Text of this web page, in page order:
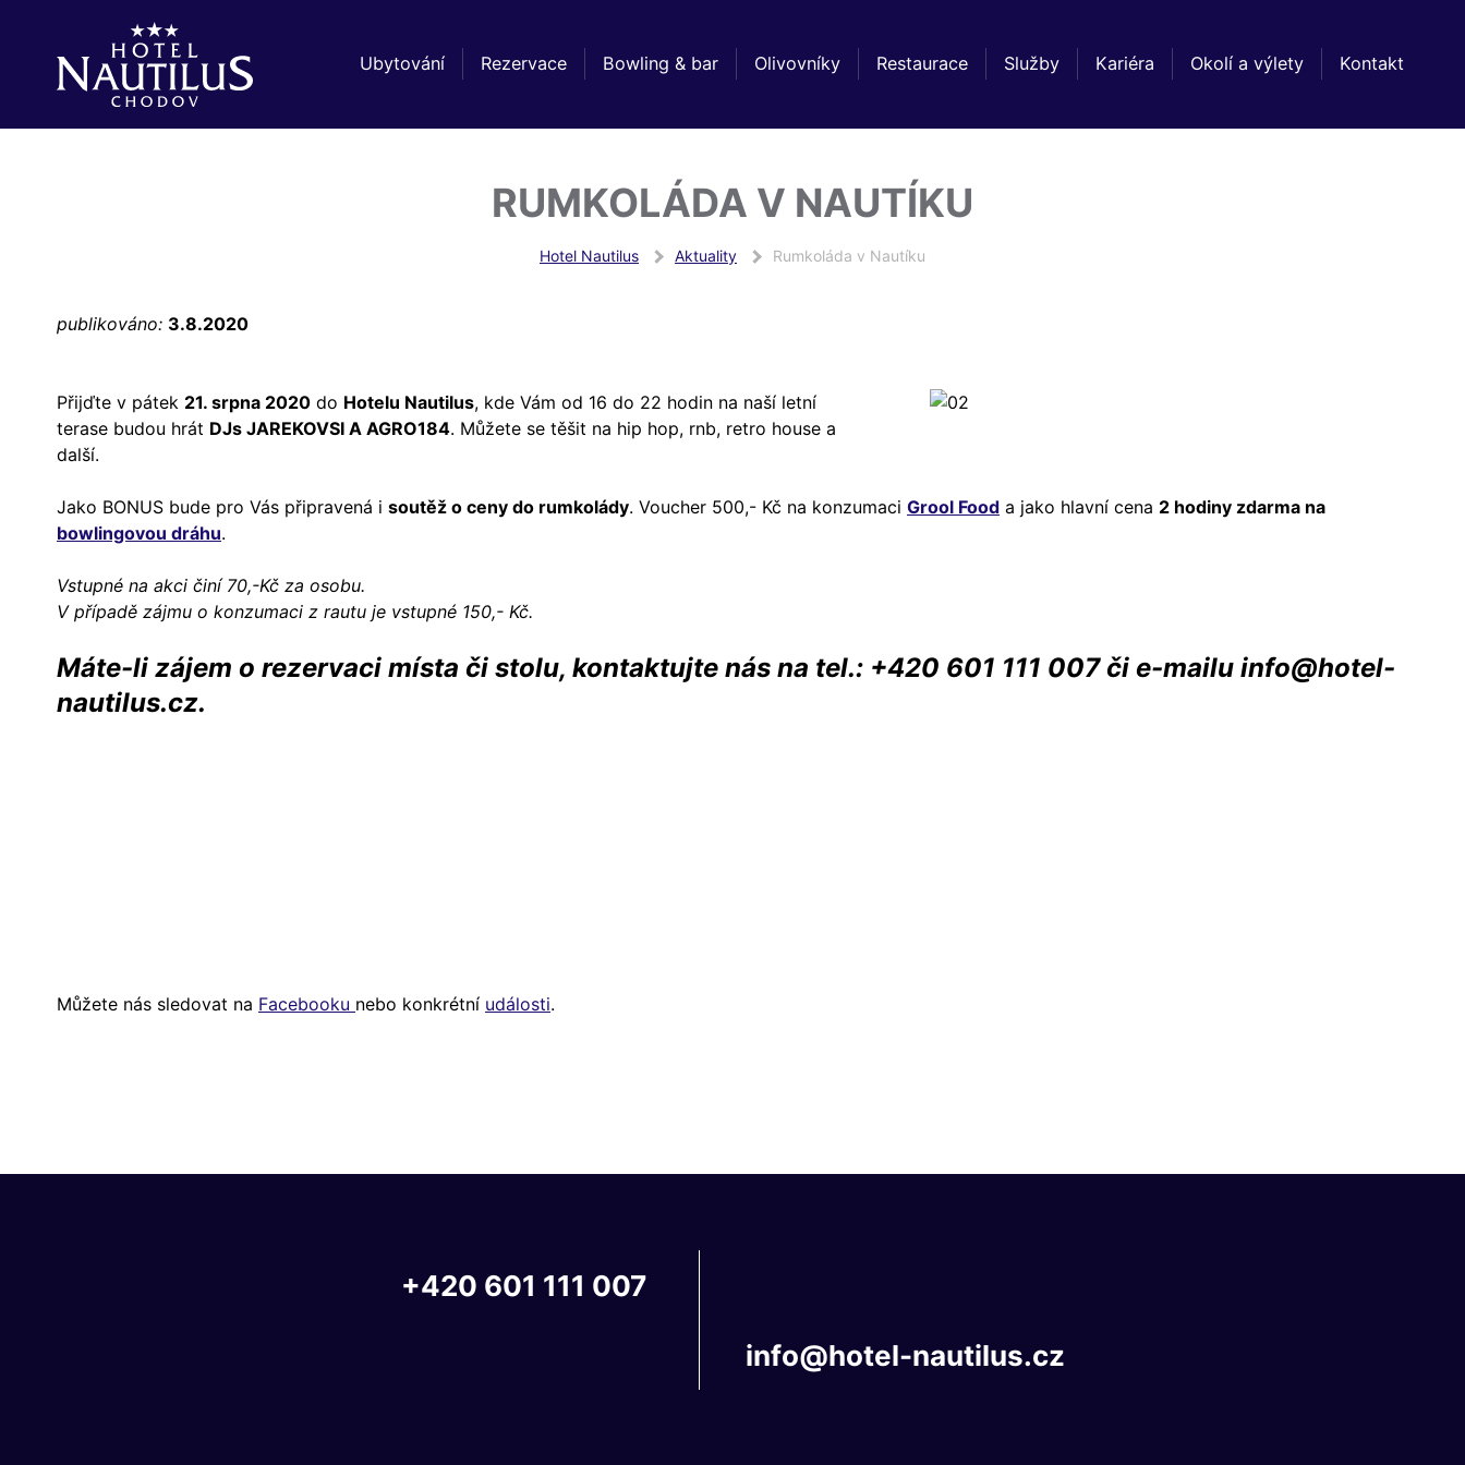
Ubytování Rezervace Bowling & bar Olivovníky Restaurace Služby Kariéra Okolí a výlety Kontakt
RUMKOLÁDA V NAUTÍKU
Hotel Nautilus Aktuality Rumkoláda v Nautíku
publikováno: 3.8.2020
Přijďte v pátek 21. srpna 2020 do Hotelu Nautilus, kde Vám od 16 do 22 hodin na naší letní
terase budou hrát DJs JAREKOVSI A AGRO184. Můžete se těšit na hip hop, rnb, retro house a
další.
Jako BONUS bude pro Vás připravená i soutěž o ceny do rumkolády. Voucher 500,- Kč na konzumaci Grool Food a jako hlavní cena 2 hodiny zdarma na
bowlingovou dráhu.
Vstupné na akci činí 70,-Kč za osobu.
V případě zájmu o konzumaci z rautu je vstupné 150,- Kč.
Máte-li zájem o rezervaci místa či stolu, kontaktujte nás na tel.: +420 601 111 007 či e-mailu info@hotel-
nautilus.cz.
Můžete nás sledovat na Facebooku nebo konkrétní události.
+420 601 111 007
info@hotel-nautilus.cz